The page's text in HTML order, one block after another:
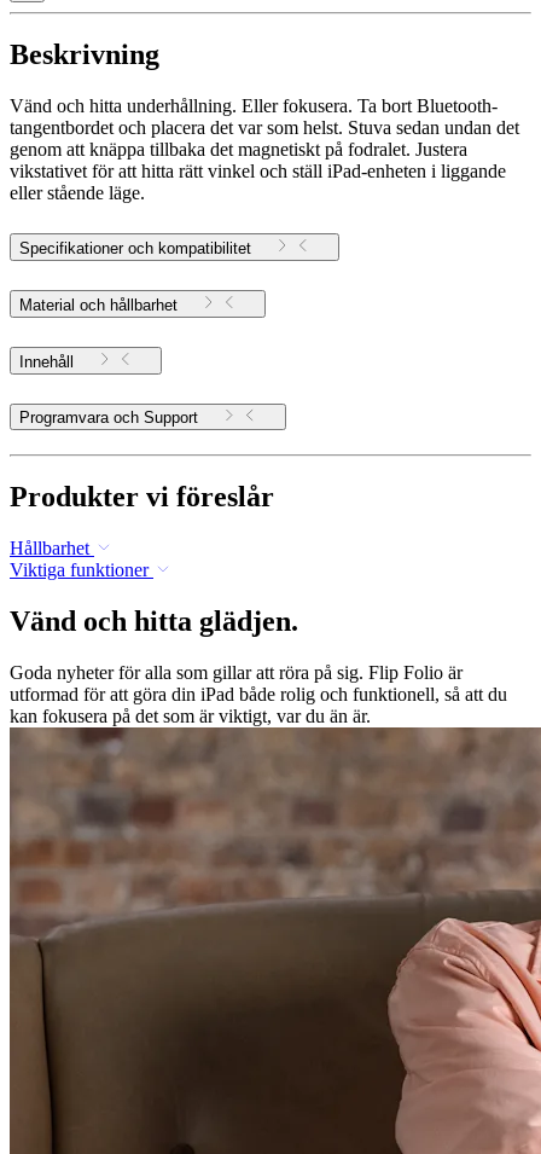
Beskrivning
Vänd och hitta underhållning. Eller fokusera. Ta bort Bluetooth-
tangentbordet och placera det var som helst. Stuva sedan undan det
genom att knäppa tillbaka det magnetiskt på fodralet. Justera
vikstativet för att hitta rätt vinkel och ställ iPad-enheten i liggande
eller stående läge.
Specifikationer och kompatibilitet
Material och hållbarhet
Innehåll
Programvara och Support
Produkter vi föreslår
Hållbarhet
Viktiga funktioner
Vänd och hitta glädjen.
Goda nyheter för alla som gillar att röra på sig. Flip Folio är
utformad för att göra din iPad både rolig och funktionell, så att du
kan fokusera på det som är viktigt, var du än är.